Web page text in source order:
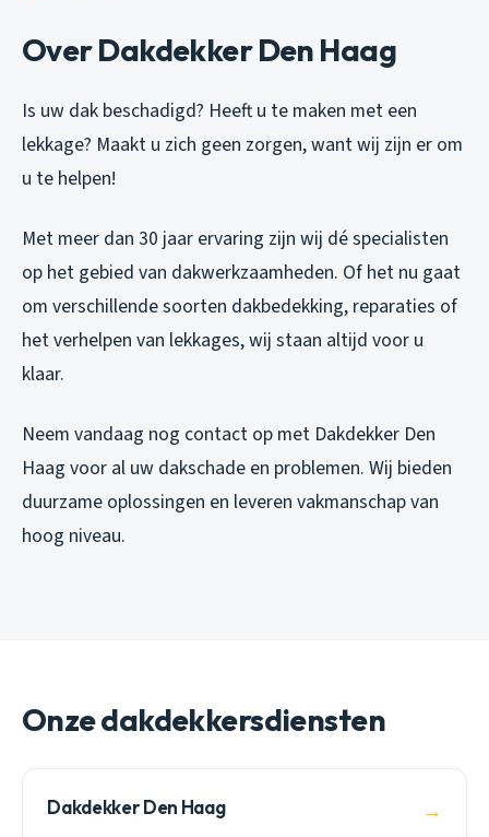
Over Dakdekker Den Haag
Is uw dak beschadigd? Heeft u te maken met een
lekkage? Maakt u zich geen zorgen, want wij zijn er om
u te helpen!
Met meer dan 30 jaar ervaring zijn wij dé specialisten
op het gebied van dakwerkzaamheden. Of het nu gaat
om verschillende soorten dakbedekking, reparaties of
het verhelpen van lekkages, wij staan altijd voor u
klaar.
Neem vandaag nog contact op met Dakdekker Den
Haag voor al uw dakschade en problemen. Wij bieden
duurzame oplossingen en leveren vakmanschap van
hoog niveau.
Onze dakdekkersdiensten
Dakdekker Den Haag →